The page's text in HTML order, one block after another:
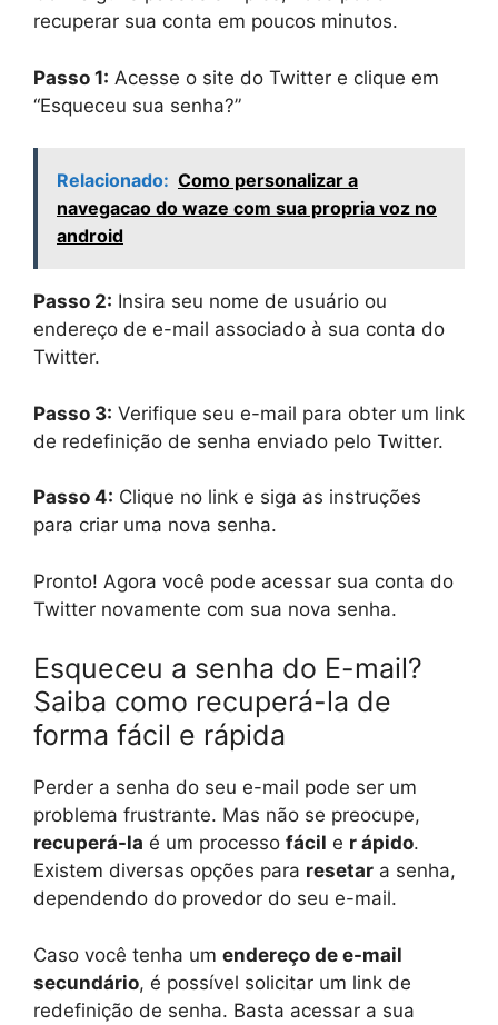
recuperar sua conta em poucos minutos.
Passo 1: Acesse o site do Twitter e clique em
“Esqueceu sua senha?”
Relacionado: Como personalizar a
navegacao do waze com sua propria voz no
android
Passo 2: Insira seu nome de usuário ou
endereço de e-mail associado à sua conta do
Twitter.
Passo 3: Verifique seu e-mail para obter um link
de redefinição de senha enviado pelo Twitter.
Passo 4: Clique no link e siga as instruções
para criar uma nova senha.
Pronto! Agora você pode acessar sua conta do
Twitter novamente com sua nova senha.
Esqueceu a senha do E-mail?
Saiba como recuperá-la de
forma fácil e rápida
Perder a senha do seu e-mail pode ser um
problema frustrante. Mas não se preocupe,
recuperá-la é um processo fácil e r ápido.
Existem diversas opções para resetar a senha,
dependendo do provedor do seu e-mail.
Caso você tenha um endereço de e-mail
secundário, é possível solicitar um link de
redefinição de senha. Basta acessar a sua